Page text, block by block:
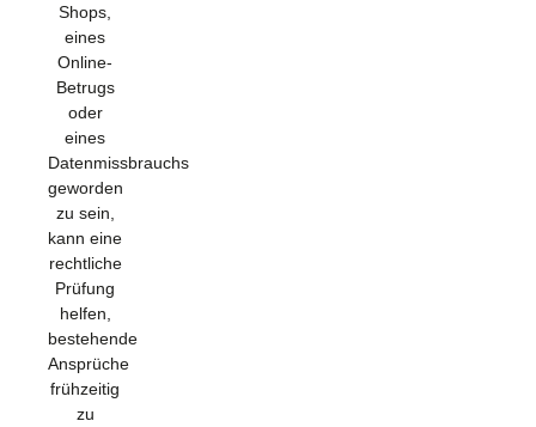
Shops,
eines
Online-
Betrugs
oder
eines
Datenmissbrauchs
geworden
zu sein,
kann eine
rechtliche
Prüfung
helfen,
bestehende
Ansprüche
frühzeitig
zu